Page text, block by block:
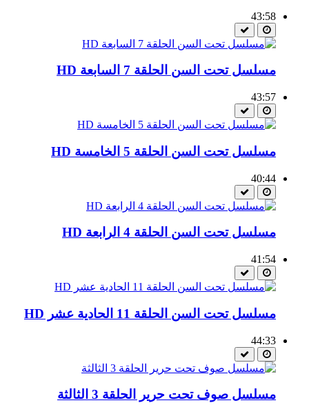
43:58
مسلسل تحت السن الحلقة 7 السابعة HD
43:57
مسلسل تحت السن الحلقة 5 الخامسة HD
40:44
مسلسل تحت السن الحلقة 4 الرابعة HD
41:54
مسلسل تحت السن الحلقة 11 الحادية عشر HD
44:33
مسلسل صوف تحت حرير الحلقة 3 الثالثة